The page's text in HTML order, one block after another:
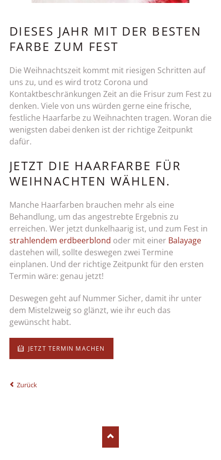
DIESES JAHR MIT DER BESTEN
FARBE ZUM FEST
Die Weihnachtszeit kommt mit riesigen Schritten auf
uns zu, und es wird trotz Corona und
Kontaktbeschränkungen Zeit an die Frisur zum Fest zu
denken. Viele von uns würden gerne eine frische,
festliche Haarfarbe zu Weihnachten tragen. Woran die
wenigsten dabei denken ist der richtige Zeitpunkt
dafür.
JETZT DIE HAARFARBE FÜR
WEIHNACHTEN WÄHLEN.
Manche Haarfarben brauchen mehr als eine
Behandlung, um das angestrebte Ergebnis zu
erreichen. Wer jetzt dunkelhaarig ist, und zum Fest in
strahlendem erdbeerblond oder mit einer Balayage
dastehen will, sollte deswegen zwei Termine
einplanen. Und der richtige Zeitpunkt für den ersten
Termin wäre: genau jetzt!
Deswegen geht auf Nummer Sicher, damit ihr unter
dem Mistelzweig so glänzt, wie ihr euch das
gewünscht habt.
JETZT TERMIN MACHEN
Zurück